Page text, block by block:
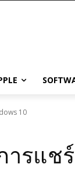
10
ารแช